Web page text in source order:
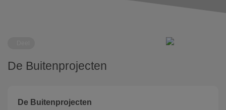
De Buitenprojecten
De Buitenprojecten